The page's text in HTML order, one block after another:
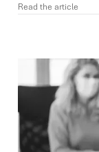
Read the article